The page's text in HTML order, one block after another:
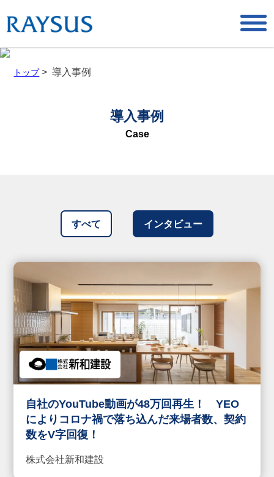
トップ> 導入事例
導入事例
Case
すべて インタビュー
自社のYouTube動画が48万回再生！ YEO
によりコロナ禍で落ち込んだ来場者数、契約
数をV字回復！
株式会社新和建設